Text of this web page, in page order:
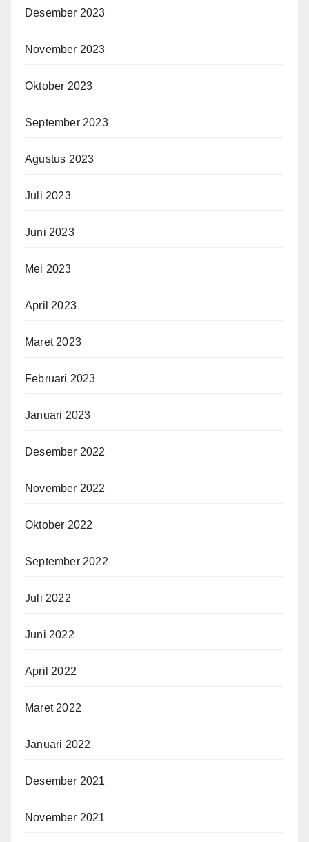
Desember 2023
November 2023
Oktober 2023
September 2023
Agustus 2023
Juli 2023
Juni 2023
Mei 2023
April 2023
Maret 2023
Februari 2023
Januari 2023
Desember 2022
November 2022
Oktober 2022
September 2022
Juli 2022
Juni 2022
April 2022
Maret 2022
Januari 2022
Desember 2021
November 2021